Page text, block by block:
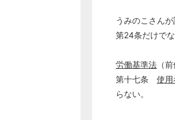
うみのこさん
第24条だけで
労働基準法 （
第十七条 使用
らない。